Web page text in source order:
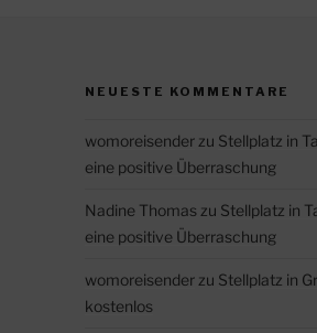
NEUESTE KOMMENTARE
womoreisenderzu Stellplatz in
eine positive Überraschung
Nadine Thomaszu Stellplatz in
eine positive Überraschung
womoreisenderzu Stellplatz in
kostenlos